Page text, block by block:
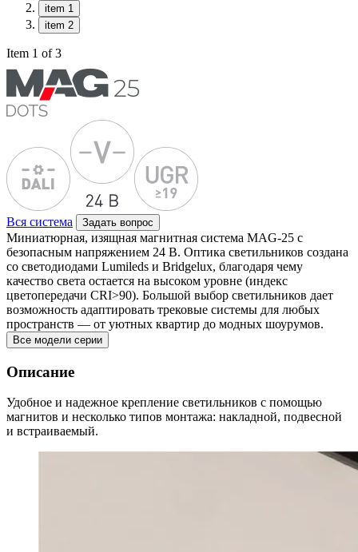
item 1
item 2
Item 1 of 3
Вся система Задать вопрос
Миниатюрная, изящная магнитная система MAG-25 с
безопасным напряжением 24 В. Оптика светильников создана
со светодиодами Lumileds и Bridgelux, благодаря чему
качество света остается на высоком уровне (индекс
цветопередачи CRI>90). Большой выбор светильников дает
возможность адаптировать трековые системы для любых
пространств — от уютных квартир до модных шоурумов.
Все модели серии
Описание
Удобное и надежное крепление светильников с помощью
магнитов и несколько типов монтажа: накладной, подвесной
и встраиваемый.